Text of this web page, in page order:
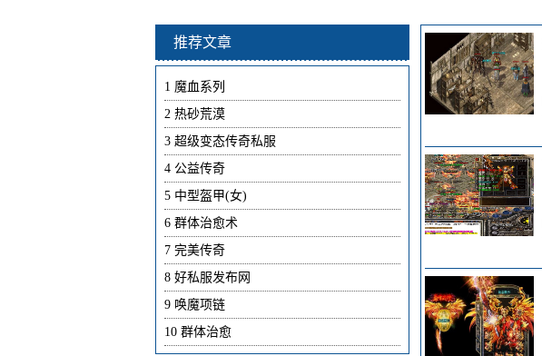
推荐文章
1 魔血系列
2 热砂荒漠
3 超级变态传奇私服
4 公益传奇
5 中型盔甲(女)
6 群体治愈术
7 完美传奇
8 好私服发布网
9 唤魔项链
10 群体治愈